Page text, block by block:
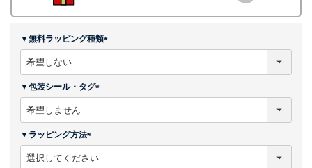
▼無料ラッピング種類
▼包装シール・タグ
▼ラッピング方法
必